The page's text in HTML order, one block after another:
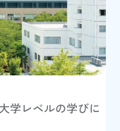
学レベルの学びに